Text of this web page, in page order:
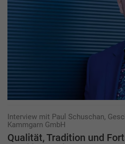
Interview mit Paul Schuschan,
Kammgarn GmbH
Qualität, Tradition und